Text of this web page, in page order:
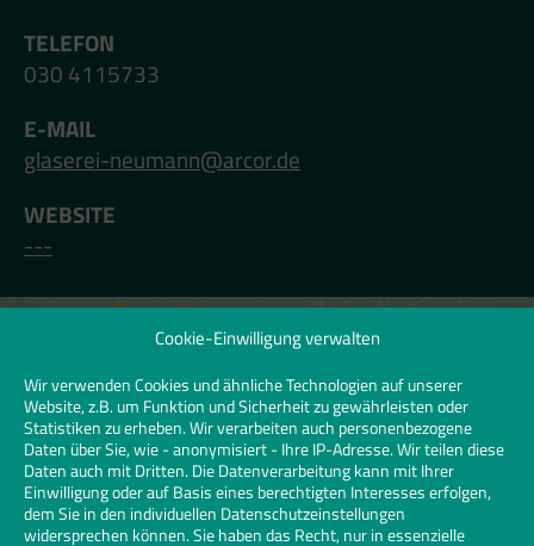
Cookie-Einwilligung verwalten
Wir verwenden Cookies und ähnliche Technologien auf unserer
Website, z.B. um Funktion und Sicherheit zu gewährleisten oder
Statistiken zu erheben. Wir verarbeiten auch personenbezogene
Daten über Sie, wie - anonymisiert - Ihre IP-Adresse. Wir teilen diese
Daten auch mit Dritten. Die Datenverarbeitung kann mit Ihrer
Einwilligung oder auf Basis eines berechtigten Interesses erfolgen,
dem Sie in den individuellen Datenschutzeinstellungen
widersprechen können. Sie haben das Recht, nur in essenzielle
TELEFON
030 4115733
E-MAIL
glaserei-neumann@arcor.de
WEBSITE
---
Klicken Sie hier, um Marketing-Cookies zu
akzeptieren und diesen Inhalt zu
aktivieren | Click to accept marketing
cookies and enable this content